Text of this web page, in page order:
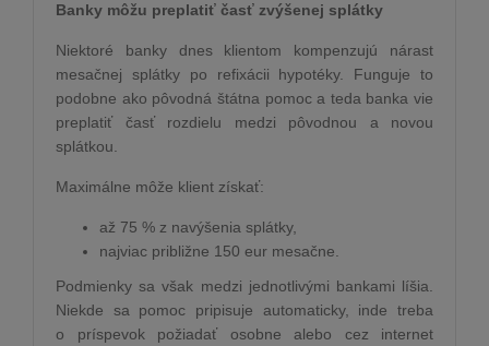
Banky môžu preplatiť časť zvýšenej splátky
Niektoré banky dnes klientom kompenzujú nárast
mesačnej splátky po refixácii hypotéky. Funguje to
podobne ako pôvodná štátna pomoc a teda banka vie
preplatiť časť rozdielu medzi pôvodnou a novou
splátkou.
Maximálne môže klient získať:
až 75 % z navýšenia splátky,
najviac približne 150 eur mesačne.
Podmienky sa však medzi jednotlivými bankami líšia.
Niekde sa pomoc pripisuje automaticky, inde treba
o príspevok požiadať osobne alebo cez internet